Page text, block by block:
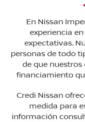
En Nissan
experiencia
expectativas.
personas de todo
de que
financiamiento
Credi Nissan
medida para
información